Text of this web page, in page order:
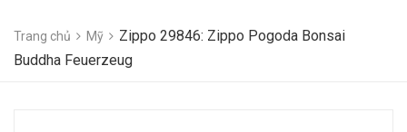
Trang chủ Mỹ
Zippo 29846: Zippo Pogoda Bonsai
Buddha Feuerzeug